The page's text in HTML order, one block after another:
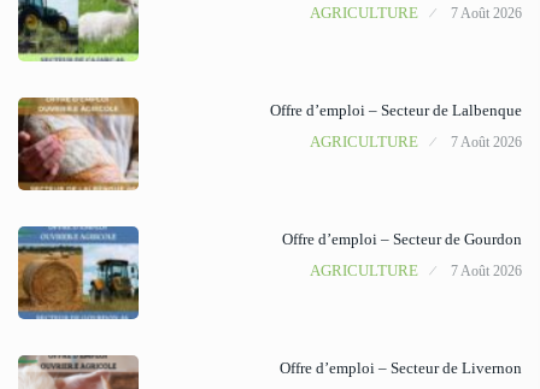
AGRICULTURE 7 Août 2026
Offre d’emploi – Secteur de Lalbenque
AGRICULTURE
7 Août 2026
Offre d’emploi – Secteur de Gourdon
AGRICULTURE
7 Août 2026
Offre d’emploi – Secteur de Livernon